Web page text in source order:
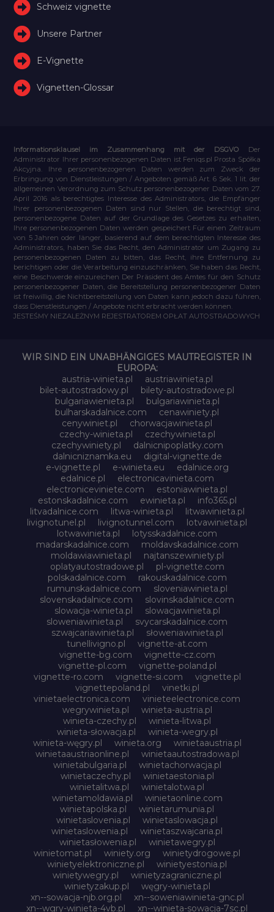
Schweiz vignette
Unsere Partner
E-Vignette
Vignetten-Glossar
Informationsklausel im Zusammenhang mit der DSGVO
Der
Administrator Ihrer personenbezogenen Daten ist Feniqs.pl Prosta Spółka
Akcyjna. Ihre personenbezogenen Daten werden zum Zweck der
Erbringung von Dienstleistungen / Angeboten gemäß Art. 6 Sek. 1 lit. der
allgemeinen Verordnung zum Schutz personenbezogener Daten vom 27.
April 2016 als berechtigtes Interesse des Administrators, die Empfänger
Ihrer personenbezogenen Daten sind nur Stellen, die berechtigt sind,
personenbezogene Daten auf der Grundlage des Gesetzes zu erhalten,
Ihre personenbezogenen Daten werden gespeichert Für einen Zeitraum
von 5 Jahren oder länger, basierend auf dem berechtigten Interesse des
Administrators, haben Sie das Recht, den Administrator um Zugang zu
personenbezogenen Daten zu bitten, das Recht, ihre Entfernung zu
berichtigen oder die Verarbeitung einzuschränken, Sie haben das Recht,
eine Beschwerde einzureichen Der Präsident des Amtes für den Schutz
personenbezogener Daten, die Bereitstellung personenbezogener Daten
ist freiwillig, die Nichtbereitstellung von Daten kann jedoch dazu führen,
dass Dienstleistungen / Angebote nicht erbracht werden können.
JESTEŚMY NIEZALEŻNYM REJESTRATOREM OPŁAT AUTOSTRADOWYCH
WIR SIND EIN UNABHÄNGIGES MAUTREGISTER IN
EUROPA:
austria-winieta.pl
austriawinieta.pl
bilet-autostradowy.pl
bilety-autostradowe.pl
bulgariawienieta.pl
bulgariawinieta.pl
bulharskadalnice.com
cenawiniety.pl
cenywiniet.pl
chorwacjawinieta.pl
czechy-winieta.pl
czechywinieta.pl
czechywiniety.pl
dalnicnipoplatky.com
dalnicniznamka.eu
digital-vignette.de
e-vignette.pl
e-winieta.eu
edalnice.org
edalnice.pl
electronicavinieta.com
electroniceviniete.com
estoniawinieta.pl
estonskadalnice.com
ewinieta.pl
info365.pl
litvadalnice.com
litwa-winieta.pl
litwawinieta.pl
livignotunel.pl
livignotunnel.com
lotvawinieta.pl
lotwawinieta.pl
lotysskadalnice.com
madarskadalnice.com
moldavskadalnice.com
moldawiawinieta.pl
najtanszewiniety.pl
oplatyautostradowe.pl
pl-vignette.com
polskadalnice.com
rakouskadalnice.com
rumunskadalnice.com
sloveniawinieta.pl
slovenskadalnice.com
slovinskadalnice.com
slowacja-winieta.pl
slowacjawinieta.pl
sloweniawinieta.pl
svycarskadalnice.com
szwajcariawinieta.pl
słoweniawinieta.pl
tunellivigno.pl
vignette-at.com
vignette-bg.com
vignette-cz.com
vignette-pl.com
vignette-poland.pl
vignette-ro.com
vignette-si.com
vignette.pl
vignettepoland.pl
vinetki.pl
vinietaelectronica.com
vinieteelectronice.com
wegrywinieta.pl
winieta-austria.pl
winieta-czechy.pl
winieta-litwa.pl
winieta-słowacja.pl
winieta-wegry.pl
winieta-węgry.pl
winieta.org
winietaaustria.pl
winietaaustriaonline.pl
winietaautostradowa.pl
winietabulgaria.pl
winietachorwacja.pl
winietaczechy.pl
winietaestonia.pl
winietalitwa.pl
winietalotwa.pl
winietamoldawia.pl
winietaonline.com
winietapolska.pl
winietarumunia.pl
winietaslovenia.pl
winietaslowacja.pl
winietaslowenia.pl
winietaszwajcaria.pl
winietasłowenia.pl
winietawegry.pl
winietomat.pl
winiety.org
winietydrogowe.pl
winietyelektroniczne.pl
winietyestonia.pl
winietywegry.pl
winietyzagraniczne.pl
winietyzakup.pl
węgry-winieta.pl
xn--sowacja-njb.org.pl
xn--soweniawinieta-gnc.pl
xn--wgry-winieta-4vb.pl
xn--winieta-sowacja-7sc.pl